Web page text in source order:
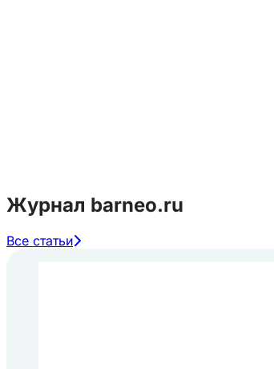
Журнал barneo.ru
Все статьи